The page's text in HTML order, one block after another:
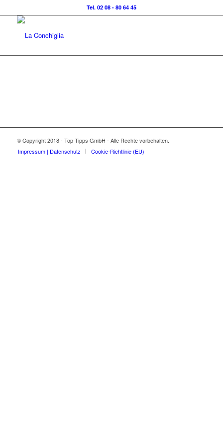
Tel. 02 08 - 80 64 45
© Copyright 2018 - Top Tipps GmbH - Alle Rechte vorbehalten.
Impressum | Datenschutz
Cookie-Richtlinie (EU)